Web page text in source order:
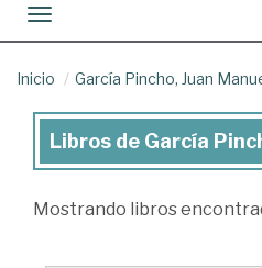
Toggle navigation
Inicio García Pincho, Juan
Libros
García
Libros de García
Mostrando libros